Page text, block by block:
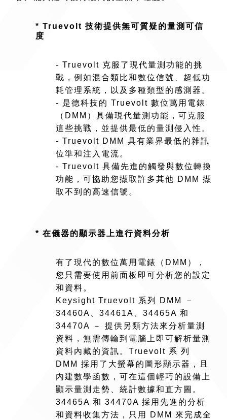
* Truevolt 技術提供無可質疑的量測可信
度
- Truevolt 克服了現代量測功能的挑
戰，例如混合類比和數位信號、超低功
耗管理系統，以及多種類型的感測器。
- 是德科技的 Truevolt 數位萬用電錶
（DMM）具備現代量測功能，可克服
這些挑戰，並提供最低的量測侵入性。
- Truevolt DMM 具有業界最低的雜訊
位準和注入電流。
- Truevolt 具備先進的觸發與數位轉換
功能，可協助您擷取許多其他 DMM 擷
取不到的高速信號。
* 在儀器的顯示器上進行資料分析
有了現代的數位萬用電錶（DMM），
您只需要使用前面板即可分析您的設定
和資料。
Keysight Truevolt 系列 DMM －
34460A、34461A、34465A 和
34470A － 提供另類方法來分析量測
資料，無需傳輸到電腦上即可解析量測
資料內藏的資訊。Truevolt 系 列
DMM 採用了大螢幕的圖形顯示器，且
內建數學函數，可在這個輕巧的設備上
顯示量測走勢、統計數據和直方圖。
34465A 和 34470A 採用先進的分析
和資料收集方法，只用 DMM 來完成全